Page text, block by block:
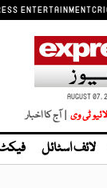
ENTERTAINMENT
AUGUST 07,
لائیو ٹی وی | آج کا اخبار
لائف اسٹائل